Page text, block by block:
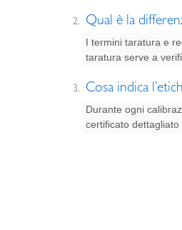
Qual è la
I termini taratura e
taratura serve a
Cosa indica
Durante ogni
certificato